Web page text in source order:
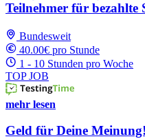
Teilnehmer für bezahlte
Bundesweit
40.00€ pro Stunde
1 - 10 Stunden pro Woche
TOP JOB
mehr lesen
Geld für Deine